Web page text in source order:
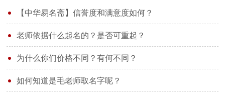
【中华易名斋】信誉度和满意度如何？
老师依据什么起名的？是否可重起？
为什么你们价格不同？有何不同？
如何知道是毛老师取名字呢？